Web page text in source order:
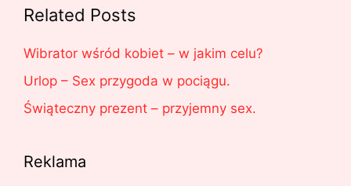
Related Posts
Wibrator wśród kobiet – w jakim celu?
Urlop – Sex przygoda w pociągu.
Świąteczny prezent – przyjemny sex.
Reklama